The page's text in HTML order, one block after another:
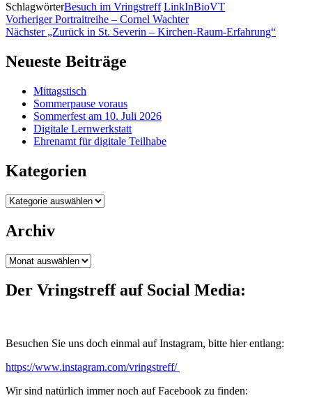
SchlagwörterBesuch im Vringstreff LinkInBioVT
Beitragsnavigation
VorherigerPortraitreihe – Cornel WachterVorheriger
Nächster„Zurück in St. Severin – Kirchen-Raum-Erfahrung“
Neueste Beiträge
Mittagstisch
Sommerpause voraus
Sommerfest am 10. Juli 2026
Digitale Lernwerkstatt
Ehrenamt für digitale Teilhabe
Kategorien
Kategorien
Archiv
Archiv
Der Vringstreff auf Social Media:
Besuchen Sie uns doch einmal auf Instagram, bitte hier entlang:
https://www.instagram.com/vringstreff/
Wir sind natürlich immer noch auf Facebook zu finden: